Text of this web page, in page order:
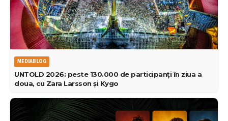
MEDIABLOG
UNTOLD 2026: peste 130.000 de participanți în ziua a
doua, cu Zara Larsson și Kygo